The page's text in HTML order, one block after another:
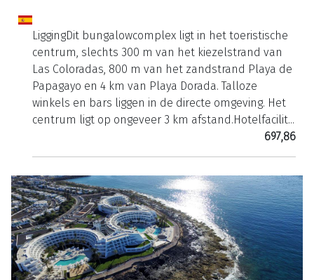
LiggingDit bungalowcomplex ligt in het toeristische
centrum, slechts 300 m van het kiezelstrand van
Las Coloradas, 800 m van het zandstrand Playa de
Papagayo en 4 km van Playa Dorada. Talloze
winkels en bars liggen in de directe omgeving. Het
centrum ligt op ongeveer 3 km afstand.Hotelfacilit...
697,86